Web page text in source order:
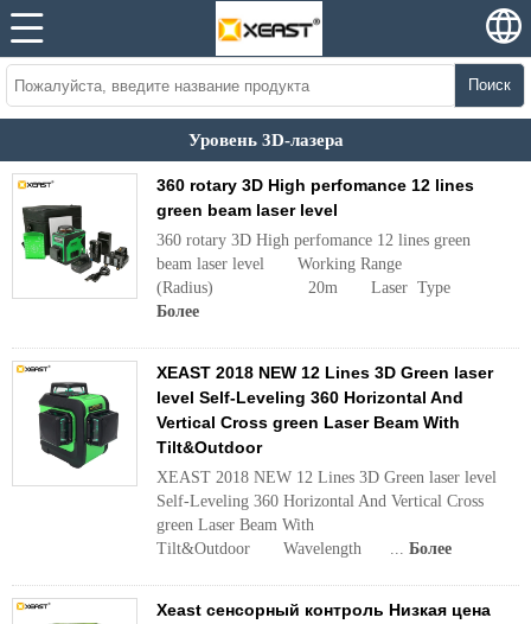
Поиск
Уровень 3D-лазера
360 rotary 3D High perfomance 12 lines
green beam laser level
360 rotary 3D High perfomance 12 lines green
beam laser level Working Range
(Radius) 20m Laser Type
Более
XEAST 2018 NEW 12 Lines 3D Green laser
level Self-Leveling 360 Horizontal And
Vertical Cross green Laser Beam With
Tilt&Outdoor
XEAST 2018 NEW 12 Lines 3D Green laser level
Self-Leveling 360 Horizontal And Vertical Cross
green Laser Beam With
Tilt&Outdoor Wavelength ... Более
Xeast сенсорный контроль Низкая цена